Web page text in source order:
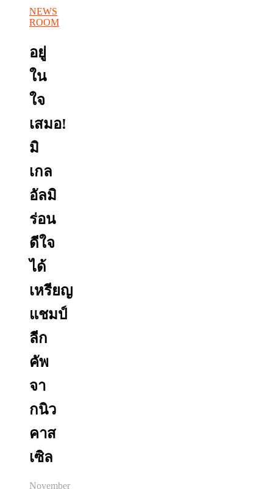
NEWS
ROOM
อยู่
ใน
ใจ
เสมอ!
มิ
เกล
อัลมิ
ร่อน
ดีใจ
ได้
เหรียญ
แชมป์
ลีก
คัพ
จา
กนิว
คาส
เซิล
November